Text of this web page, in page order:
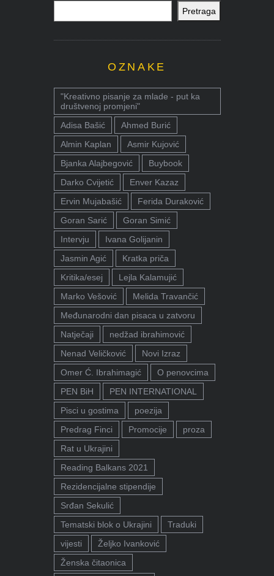
Pretraga
OZNAKE
"Kreativno pisanje za mlade - put ka
društvenoj promjeni"
Adisa Bašić
Ahmed Burić
Almin Kaplan
Asmir Kujović
Bjanka Alajbegović
Buybook
Darko Cvijetić
Enver Kazaz
Ervin Mujabašić
Ferida Duraković
Goran Sarić
Goran Simić
Intervju
Ivana Golijanin
Jasmin Agić
Kratka priča
Kritika/esej
Lejla Kalamujić
Marko Vešović
Melida Travančić
Međunarodni dan pisaca u zatvoru
Natječaji
nedžad ibrahimović
Nenad Veličković
Novi Izraz
Omer Ć. Ibrahimagić
O penovcima
PEN BiH
PEN INTERNATIONAL
Pisci u gostima
poezija
Predrag Finci
Promocije
proza
Rat u Ukrajini
Reading Balkans 2021
Rezidencijalne stipendije
Srđan Sekulić
Tematski blok o Ukrajini
Traduki
vijesti
Željko Ivanković
Ženska čitaonica